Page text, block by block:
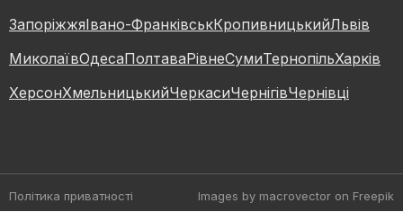
ЗапоріжжяІвано-ФранківськКропивницькийЛьвів
МиколаївОдесаПолтаваРівнеСумиТернопільХарків
ХерсонХмельницькийЧеркасиЧернігівЧернівці
Політика приватності Images by macrovector on Freepik